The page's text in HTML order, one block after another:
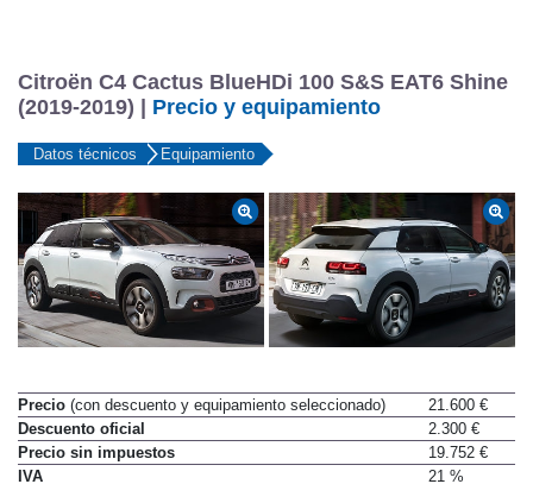
Citroën C4 Cactus BlueHDi 100 S&S EAT6 Shine
(2019-2019) | Precio y equipamiento
Datos técnicos Equipamiento
Precio (con descuento y equipamiento seleccionado)
21.600 €
Descuento oficial
2.300 €
Precio sin impuestos
19.752 €
IVA
21 %